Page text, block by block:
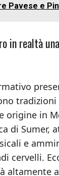
Pavese e
in realtà
origine in
di Sumer,
e
cervelli.
altamente